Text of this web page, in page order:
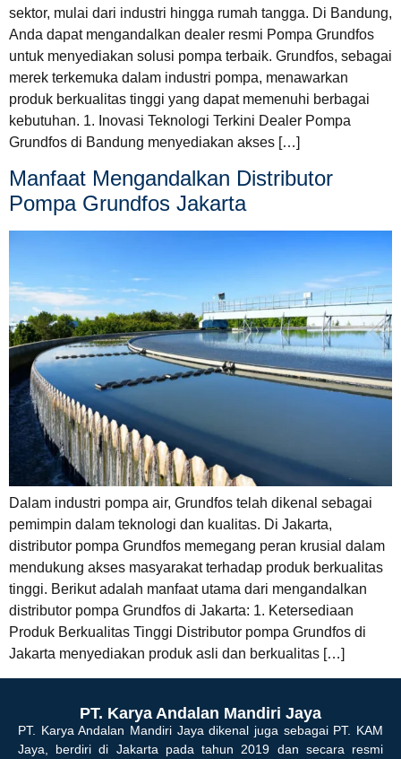
sektor, mulai dari industri hingga rumah tangga. Di Bandung,
Anda dapat mengandalkan dealer resmi Pompa Grundfos
untuk menyediakan solusi pompa terbaik. Grundfos, sebagai
merek terkemuka dalam industri pompa, menawarkan
produk berkualitas tinggi yang dapat memenuhi berbagai
kebutuhan. 1. Inovasi Teknologi Terkini Dealer Pompa
Grundfos di Bandung menyediakan akses […]
Manfaat Mengandalkan Distributor
Pompa Grundfos Jakarta
Dalam industri pompa air, Grundfos telah dikenal sebagai
pemimpin dalam teknologi dan kualitas. Di Jakarta,
distributor pompa Grundfos memegang peran krusial dalam
mendukung akses masyarakat terhadap produk berkualitas
tinggi. Berikut adalah manfaat utama dari mengandalkan
distributor pompa Grundfos di Jakarta: 1. Ketersediaan
Produk Berkualitas Tinggi Distributor pompa Grundfos di
Jakarta menyediakan produk asli dan berkualitas […]
PT. Karya Andalan Mandiri Jaya
PT. Karya Andalan Mandiri Jaya dikenal juga sebagai PT. KAM
Jaya, berdiri di Jakarta pada tahun 2019 dan secara resmi